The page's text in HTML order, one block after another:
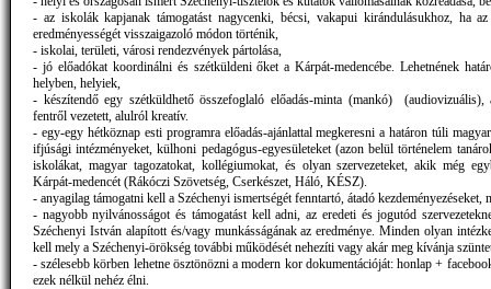
- az iskolák kapjanak támogatást nagycenki, bécsi, vakapui kirándulásukhoz, ha az
eredményességét visszaigazoló módon történik,
- iskolai, területi, városi rendezvények pártolása,
- jó előadókat koordinálni és szétküldeni őket a Kárpát-medencébe. Lehetnének
helyben, helyiek,
- készítendő egy szétküldhető összefoglaló előadás-minta (mankó) (audiovizuális),
fentről vezetett, alulról kreatív.
- egy-egy hétköznap esti programra előadás-ajánlattal megkeresni a határon túli
ifjúsági intézményeket, külhoni pedagógus-egyesületeket (azon belül történelem
iskolákat, magyar tagozatokat, kollégiumokat, és olyan szervezeteket, akik még
Kárpát-medencét (Rákóczi Szövetség, Cserkészet, Háló, KÉSZ).
- anyagilag támogatni kell a Széchenyi ismertségét fenntartó, átadó kezdeményezéseket,
- nagyobb nyilvánosságot és támogatást kell adni, az eredeti és jogutód
Széchenyi István alapított és/vagy munkásságának az eredménye. Minden olyan
kell mely a Széchenyi-örökség további működését nehezíti vagy akár meg kívánja
- szélesebb körben lehetne ösztönözni a modern kor dokumentációját: honlap +
ezek nélkül nehéz élni.